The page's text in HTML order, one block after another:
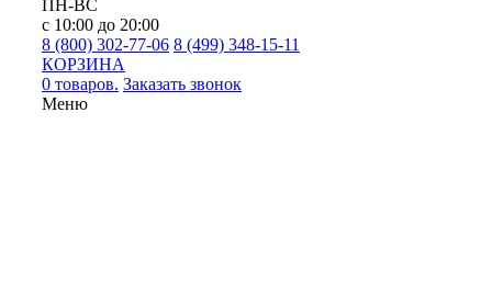
ПН-ВС
с 10:00 до 20:00
8 (800) 302-77-06 8 (499) 348-15-11
КОРЗИНА
0 товаров. Заказать звонок
Меню